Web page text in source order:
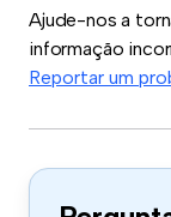
Ajude-nos a
informação
Reportar um